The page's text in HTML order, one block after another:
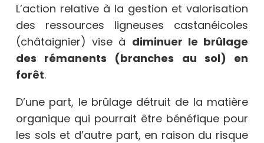
L’action relative à la gestion et valorisation
des ressources ligneuses castanéicoles
(châtaignier) vise à diminuer le brûlage
des rémanents (branches au sol) en
forêt.
D’une part, le brûlage détruit de la matière
organique qui pourrait être bénéfique pour
les sols et d’autre part, en raison du risque